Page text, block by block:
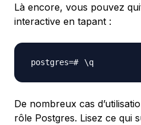
Là encore, vous pouvez
interactive en tapant :
\
De nombreux cas
rôle Postgres. Lisez ce qui